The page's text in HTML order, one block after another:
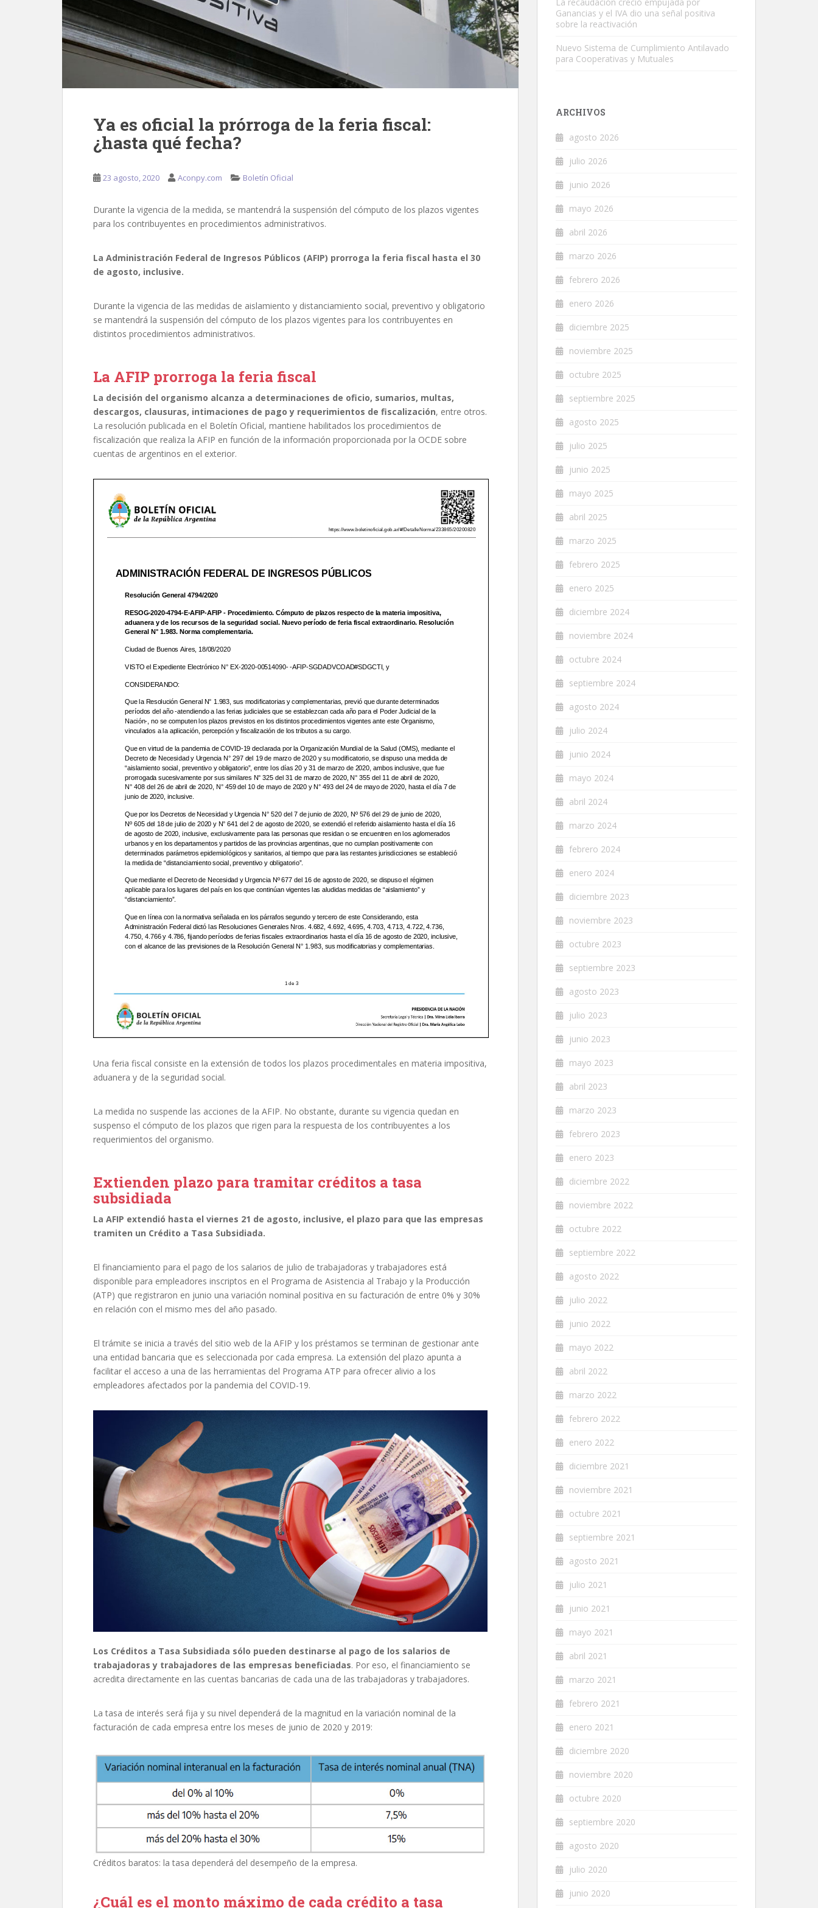
Ya es oficial la prórroga de la feria fiscal:
¿hasta qué fecha?
23 agosto, 2020 Aconpy.com Boletín Oficial
Durante la vigencia de la medida, se mantendrá la suspensión del cómputo de los plazos vigentes
para los contribuyentes en procedimientos administrativos.
La Administración Federal de Ingresos Públicos (AFIP) prorroga la feria fiscal hasta el 30
de agosto, inclusive.
Durante la vigencia de las medidas de aislamiento y distanciamiento social, preventivo y obligatorio
se mantendrá la suspensión del cómputo de los plazos vigentes para los contribuyentes en
distintos procedimientos administrativos.
La AFIP prorroga la feria fiscal
La decisión del organismo alcanza a determinaciones de oficio, sumarios, multas,
descargos, clausuras, intimaciones de pago y requerimientos de fiscalización, entre otros.
La resolución publicada en el Boletín Oficial, mantiene habilitados los procedimientos de
fiscalización que realiza la AFIP en función de la información proporcionada por la OCDE sobre
cuentas de argentinos en el exterior.
Una feria fiscal consiste en la extensión de todos los plazos procedimentales en materia impositiva,
aduanera y de la seguridad social.
La medida no suspende las acciones de la AFIP. No obstante, durante su vigencia quedan en
suspenso el cómputo de los plazos que rigen para la respuesta de los contribuyentes a los
requerimientos del organismo.
Extienden plazo para tramitar créditos a tasa
subsidiada
La AFIP extendió hasta el viernes 21 de agosto, inclusive, el plazo para que las empresas
tramiten un Crédito a Tasa Subsidiada.
El financiamiento para el pago de los salarios de julio de trabajadoras y trabajadores está
disponible para empleadores inscriptos en el Programa de Asistencia al Trabajo y la Producción
(ATP) que registraron en junio una variación nominal positiva en su facturación de entre 0% y 30%
en relación con el mismo mes del año pasado.
El trámite se inicia a través del sitio web de la AFIP y los préstamos se terminan de gestionar ante
una entidad bancaria que es seleccionada por cada empresa. La extensión del plazo apunta a
facilitar el acceso a una de las herramientas del Programa ATP para ofrecer alivio a los
empleadores afectados por la pandemia del COVID-19.
Los Créditos a Tasa Subsidiada sólo pueden destinarse al pago de los salarios de
trabajadoras y trabajadores de las empresas beneficiadas. Por eso, el financiamiento se
acredita directamente en las cuentas bancarias de cada una de las trabajadoras y trabajadores.
La tasa de interés será fija y su nivel dependerá de la magnitud en la variación nominal de la
facturación de cada empresa entre los meses de junio de 2020 y 2019:
Créditos baratos: la tasa dependerá del desempeño de la empresa.
¿Cuál es el monto máximo de cada crédito a tasa
Ganancias y el IVA dio una señal positiva
sobre la reactivación
Nuevo Sistema de Cumplimiento Antilavado
para Cooperativas y Mutuales
ARCHIVOS
agosto 2026
julio 2026
junio 2026
mayo 2026
abril 2026
marzo 2026
febrero 2026
enero 2026
diciembre 2025
noviembre 2025
octubre 2025
septiembre 2025
agosto 2025
julio 2025
junio 2025
mayo 2025
abril 2025
marzo 2025
febrero 2025
enero 2025
diciembre 2024
noviembre 2024
octubre 2024
septiembre 2024
agosto 2024
julio 2024
junio 2024
mayo 2024
abril 2024
marzo 2024
febrero 2024
enero 2024
diciembre 2023
noviembre 2023
octubre 2023
septiembre 2023
agosto 2023
julio 2023
junio 2023
mayo 2023
abril 2023
marzo 2023
febrero 2023
enero 2023
diciembre 2022
noviembre 2022
octubre 2022
septiembre 2022
agosto 2022
julio 2022
junio 2022
mayo 2022
abril 2022
marzo 2022
febrero 2022
enero 2022
diciembre 2021
noviembre 2021
octubre 2021
septiembre 2021
agosto 2021
julio 2021
junio 2021
mayo 2021
abril 2021
marzo 2021
febrero 2021
enero 2021
diciembre 2020
noviembre 2020
octubre 2020
septiembre 2020
agosto 2020
julio 2020
junio 2020